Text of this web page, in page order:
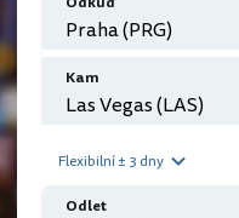
Kam
Flexibilní ± 3 dny
Odlet